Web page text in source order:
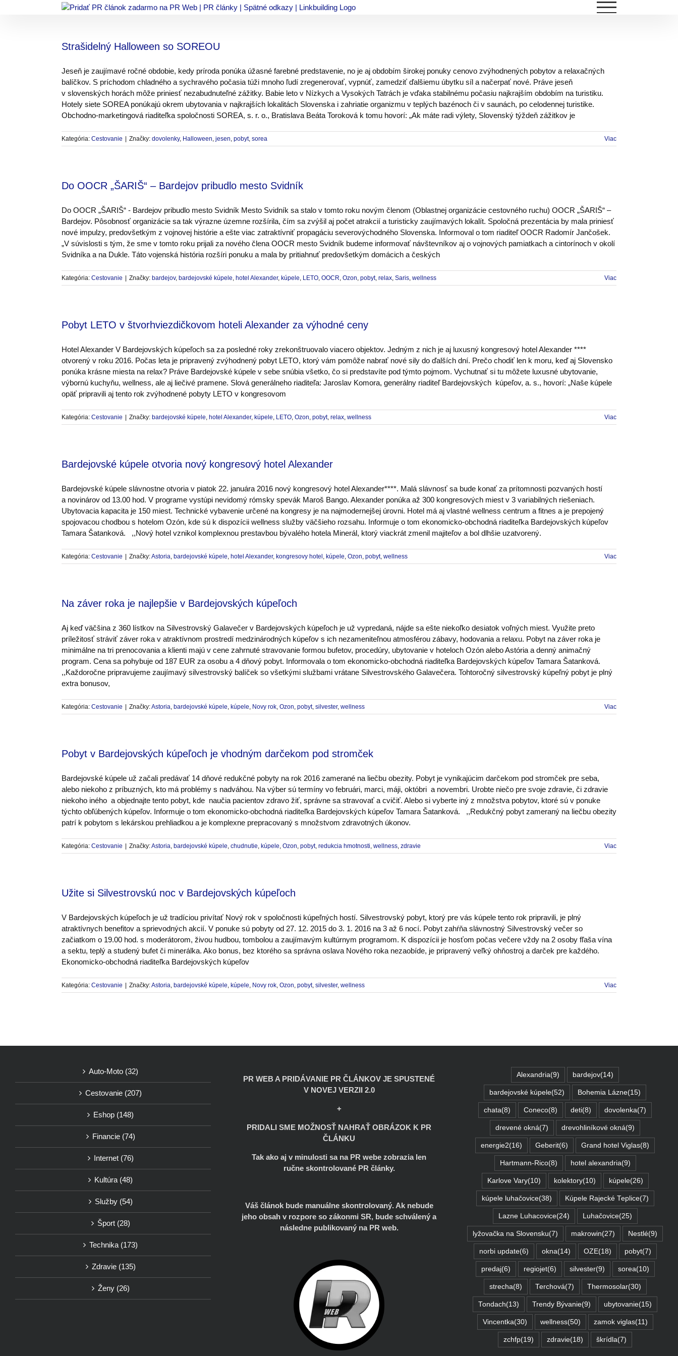
Strašidelný Halloween so SOREOU
Jeseň je zaujímavé ročné obdobie, kedy príroda ponúka úžasné farebné predstavenie, no je aj obdobím širokej ponuky cenovo zvýhodnených pobytov a relaxačných
balíčkov. S príchodom chladného a sychravého počasia túži mnoho ľudí zregenerovať, vypnúť, zamedziť ďalšiemu úbytku síl a načerpať nové. Práve jeseň
v slovenských horách môže priniesť nezabudnuteľné zážitky. Babie leto v Nízkych a Vysokých Tatrách je vďaka stabilnému počasiu najkrajším obdobím na turistiku.
Hotely siete SOREA ponúkajú okrem ubytovania v najkrajších lokalitách Slovenska i zahriatie organizmu v teplých bazénoch či v saunách, po celodennej turistike.
Obchodno-marketingová riaditeľka spoločnosti SOREA, s. r. o., Bratislava Beáta Toroková k tomu hovorí: „Ak máte radi výlety, Slovenský týždeň zážitkov je
Kategória: Cestovanie Značky: dovolenky, Halloween, jesen, pobyt, sorea Viac
Do OOCR „ŠARIŠ“ – Bardejov pribudlo mesto Svidník
Do OOCR „ŠARIŠ“ - Bardejov pribudlo mesto Svidník Mesto Svidník sa stalo v tomto roku novým členom (Oblastnej organizácie cestovného ruchu) OOCR „ŠARIŠ“ –
Bardejov. Pôsobnosť organizácie sa tak výrazne územne rozšírila, čím sa zvýšil aj počet atrakcií a turisticky zaujímavých lokalít. Spoločná prezentácia by mala priniesť
nové impulzy, predovšetkým z vojnovej histórie a ešte viac zatraktívniť propagáciu severovýchodného Slovenska. Informoval o tom riaditeľ OOCR Radomír Jančošek.
„V súvislosti s tým, že sme v tomto roku prijali za nového člena OOCR mesto Svidník budeme informovať návštevníkov aj o vojnových pamiatkach a cintorínoch v okolí
Svidníka a na Dukle. Táto vojenská história rozšíri ponuku a mala by pritiahnuť predovšetkým domácich a českých
Kategória: Cestovanie Značky: bardejov, bardejovské kúpele, hotel Alexander, kúpele, LETO, OOCR, Ozon, pobyt, relax, Saris, wellness Viac
Pobyt LETO v štvorhviezdičkovom hoteli Alexander za výhodné ceny
Hotel Alexander V Bardejovských kúpeľoch sa za posledné roky zrekonštruovalo viacero objektov. Jedným z nich je aj luxusný kongresový hotel Alexander ****
otvorený v roku 2016. Počas leta je pripravený zvýhodnený pobyt LETO, ktorý vám pomôže nabrať nové sily do ďalších dní. Prečo chodiť len k moru, keď aj Slovensko
ponúka krásne miesta na relax? Práve Bardejovské kúpele v sebe snúbia všetko, čo si predstavíte pod týmto pojmom. Vychutnať si tu môžete luxusné ubytovanie,
výbornú kuchyňu, wellness, ale aj liečivé pramene. Slová generálneho riaditeľa: Jaroslav Komora, generálny riaditeľ Bardejovských kúpeľov, a. s., hovorí: „Naše kúpele
opäť pripravili aj tento rok zvýhodnené pobyty LETO v kongresovom
Kategória: Cestovanie Značky: bardejovské kúpele, hotel Alexander, kúpele, LETO, Ozon, pobyt, relax, wellness Viac
Bardejovské kúpele otvoria nový kongresový hotel Alexander
Bardejovské kúpele slávnostne otvoria v piatok 22. januára 2016 nový kongresový hotel Alexander****. Malá slávnosť sa bude konať za prítomnosti pozvaných hostí
a novinárov od 13.00 hod. V programe vystúpi nevidomý rómsky spevák Maroš Bango. Alexander ponúka až 300 kongresových miest v 3 variabilných riešeniach.
Ubytovacia kapacita je 150 miest. Technické vybavenie určené na kongresy je na najmodernejšej úrovni. Hotel má aj vlastné wellness centrum a fitnes a je prepojený
spojovacou chodbou s hotelom Ozón, kde sú k dispozícii wellness služby väčšieho rozsahu. Informuje o tom ekonomicko-obchodná riaditeľka Bardejovských kúpeľov
Tamara Šatanková. ,,Nový hotel vznikol komplexnou prestavbou bývalého hotela Minerál, ktorý viackrát zmenil majiteľov a bol dlhšie uzatvorený.
Kategória: Cestovanie Značky:Astoria, bardejovské kúpele, hotel Alexander, kongresovy hotel , kúpele, Ozon, pobyt, wellness Viac
Na záver roka je najlepšie v Bardejovských kúpeľoch
Aj keď väčšina z 360 lístkov na Silvestrovský Galavečer v Bardejovských kúpeľoch je už vypredaná, nájde sa ešte niekoľko desiatok voľných miest. Využite preto
príležitosť stráviť záver roka v atraktívnom prostredí medzinárodných kúpeľov s ich nezameniteľnou atmosférou zábavy, hodovania a relaxu. Pobyt na záver roka je
minimálne na tri prenocovania a klienti majú v cene zahrnuté stravovanie formou bufetov, procedúry, ubytovanie v hoteloch Ozón alebo Astória a denný animačný
program. Cena sa pohybuje od 187 EUR za osobu a 4 dňový pobyt. Informovala o tom ekonomicko-obchodná riaditeľka Bardejovských kúpeľov Tamara Šatanková.
,,Každoročne pripravujeme zaujímavý silvestrovský balíček so všetkými službami vrátane Silvestrovského Galavečera. Tohtoročný silvestrovský kúpeľný pobyt je plný
extra bonusov,
Kategória: Cestovanie Značky:Astoria, bardejovské kúpele, kúpele, Novy rok, Ozon, pobyt, silvester, wellness Viac
Pobyt v Bardejovských kúpeľoch je vhodným darčekom pod stromček
Bardejovské kúpele už začali predávať 14 dňové redukčné pobyty na rok 2016 zamerané na liečbu obezity. Pobyt je vynikajúcim darčekom pod stromček pre seba,
alebo niekoho z príbuzných, kto má problémy s nadváhou. Na výber sú termíny vo februári, marci, máji, októbri a novembri. Urobte niečo pre svoje zdravie, či zdravie
niekoho iného a objednajte tento pobyt, kde naučia pacientov zdravo žiť, správne sa stravovať a cvičiť. Alebo si vyberte iný z množstva pobytov, ktoré sú v ponuke
týchto obľúbených kúpeľov. Informuje o tom ekonomicko-obchodná riaditeľka Bardejovských kúpeľov Tamara Šatanková. ,,Redukčný pobyt zameraný na liečbu obezity
patrí k pobytom s lekárskou prehliadkou a je komplexne prepracovaný s množstvom zdravotných úkonov.
Kategória: Cestovanie Značky:Astoria, bardejovské kúpele, chudnutie, kúpele, Ozon, pobyt, redukcia hmotnosti, wellness, zdravie Viac
Užite si Silvestrovskú noc v Bardejovských kúpeľoch
V Bardejovských kúpeľoch je už tradíciou privítať Nový rok v spoločnosti kúpeľných hostí. Silvestrovský pobyt, ktorý pre vás kúpele tento rok pripravili, je plný
atraktívnych benefitov a sprievodných akcií. V ponuke sú pobyty od 27. 12. 2015 do 3. 1. 2016 na 3 až 6 nocí. Pobyt zahŕňa slávnostný Silvestrovský večer so
začiatkom o 19.00 hod. s moderátorom, živou hudbou, tombolou a zaujímavým kultúrnym programom. K dispozícii je hosťom počas večere vždy na 2 osoby fľaša vína
a sektu, teplý a studený bufet či minerálka. Ako bonus, bez ktorého sa správna oslava Nového roka nezaobíde, je pripravený veľký ohňostroj a darček pre každého.
Ekonomicko-obchodná riaditeľka Bardejovských kúpeľov
Kategória: Cestovanie Značky:Astoria, bardejovské kúpele, kúpele, Novy rok, Ozon, pobyt, silvester, wellness Viac
Auto-Moto (32)
Cestovanie (207)
Eshop (148)
Financie (74)
Internet (76)
Kultúra (48)
Služby (54)
Šport (28)
Technika (173)
Zdravie (135)
Ženy (26)
PR WEB A PRIDÁVANIE PR ČLÁNKOV JE SPUSTENÉ
V NOVEJ VERZII 2.0
+
PRIDALI SME MOŽNOSŤ NAHRAŤ OBRÁZOK K PR
ČLÁNKU
Tak ako aj v minulosti sa na PR webe zobrazia len
ručne skontrolované PR články.
Váš článok bude manuálne skontrolovaný. Ak nebude
jeho obsah v rozpore so zákonmi SR, bude schválený a
následne publikovaný na PR web.
Alexandria(9) bardejov(14)
bardejovské kúpele(52) Bohemia Lázne(15)
chata(8) Coneco(8) deti(8) dovolenka(7)
drevené okná(7) drevohliníkové okná(9)
energie2(16) Geberit(6) Grand hotel Viglas(8)
Hartmann-Rico(8) hotel alexandria(9)
Karlove Vary(10) kolektory(10) kúpele(26)
kúpele luhačovice(38) Kúpele Rajecké Teplice(7)
Lazne Luhacovice(24) Luhačovice(25)
lyžovačka na Slovensku(7) makrowin(27) Nestlé(9)
norbi update(6) okna(14) OZE(18) pobyt(7)
predaj(6) regiojet(6) silvester(9) sorea(10)
strecha(8) Terchová(7) Thermosolar(30)
Tondach(13) Trendy Bývanie(9) ubytovanie(15)
Vincentka(30) wellness(50) zamok viglas(11)
zchfp(19) zdravie(18) škrídla(7)